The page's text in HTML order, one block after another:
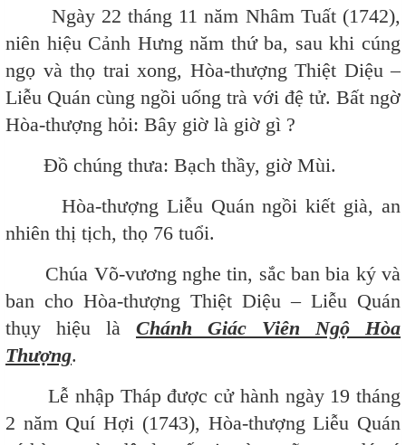
Ngày 22 tháng 11 năm Nhâm Tuất (1742),
niên hiệu Cảnh Hưng năm thứ ba, sau khi cúng
ngọ và thọ trai xong, Hòa-thượng Thiệt Diệu –
Liễu Quán cùng ngồi uống trà với đệ tử. Bất ngờ
Hòa-thượng hỏi: Bây giờ là giờ gì ?
Đồ chúng thưa: Bạch thầy, giờ Mùi.
Hòa-thượng Liễu Quán ngồi kiết già, an
nhiên thị tịch, thọ 76 tuổi.
Chúa Võ-vương nghe tin, sắc ban bia ký và
ban cho Hòa-thượng Thiệt Diệu – Liễu Quán
thụy hiệu là Chánh Giác Viên Ngộ Hòa
Thượng.
Lễ nhập Tháp được cử hành ngày 19 tháng
2 năm Quí Hợi (1743), Hòa-thượng Liễu Quán